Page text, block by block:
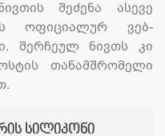
შეძენა ასევე
ოფიციალურ ვებ-
შერჩეულ ნივთს კი
თანამშრომელი
სილიკონი